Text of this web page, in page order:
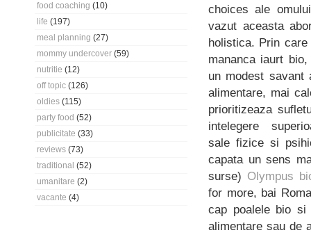
food coaching (10)
life (197)
meal planning (27)
mommy undercover (59)
nutritie (12)
off topic (126)
oldies (115)
party food (52)
publicitate (33)
reviews (73)
traditional (52)
umanitare (2)
vacante (4)
choices ale
vazut aceasta
holistica. Prin
mananca iaurt
un modest savant
alimentare, mai
prioritizeaza
intelegere
sale fizice si
capata un sens
surse) Olympus
for more, bai
cap poalele bio si
alimentare sau de